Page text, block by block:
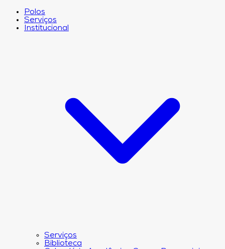
Polos
Serviços
Institucional
Serviços
Biblioteca